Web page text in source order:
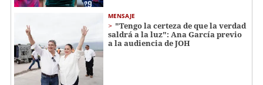
MENSAJE
"Tengo la certeza de que la verdad
saldrá a la luz": Ana García previo
a la audiencia de JOH